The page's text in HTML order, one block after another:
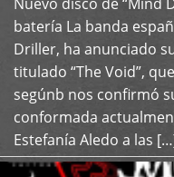
batería La banda
Driller, ha anunciado
titulado “The Void”,
segúnb nos confirmó
conformada
Estefanía Aledo a las